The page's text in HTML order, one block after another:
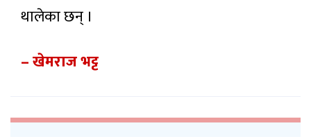
थालेका छन् ।
– खेमराज भट्ट